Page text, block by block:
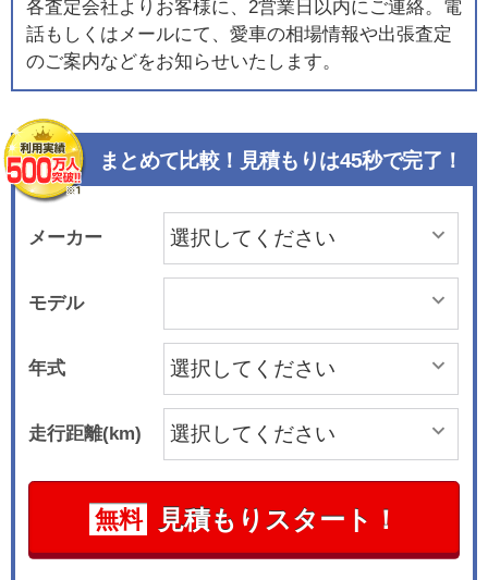
各査定会社よりお客様に、2営業日以内にご連絡。電
話もしくはメールにて、愛車の相場情報や出張査定
のご案内などをお知らせいたします。
まとめて比較！見積もりは45秒で完了！
メーカー
モデル
年式
走行距離(km)
無料 見積もりスタート！